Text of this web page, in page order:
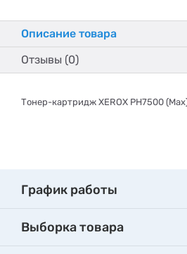
Описание товара
Отзывы (0)
Тонер-картридж XEROX PH7500
График работы
Выборка товара